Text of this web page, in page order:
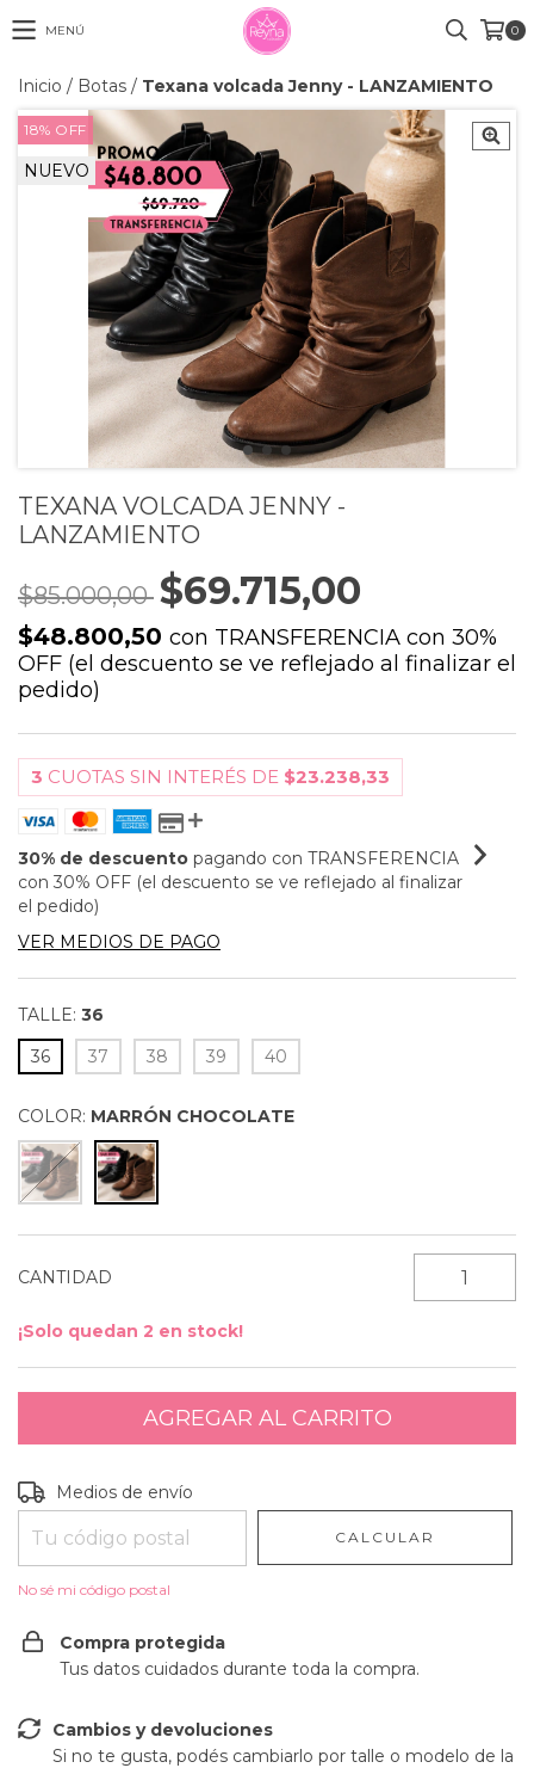
MENÚ 0
Inicio / Botas / Texana volcada Jenny - LANZAMIENTO
18% OFF
NUEVO
TEXANA VOLCADA JENNY -
LANZAMIENTO
$85.000,00 $69.715,00
$48.800,50 con TRANSFERENCIA con 30%
OFF (el descuento se ve reflejado al finalizar el
pedido)
3 CUOTAS SIN INTERÉS DE $23.238,33
30% de descuento pagando con TRANSFERENCIA
con 30% OFF (el descuento se ve reflejado al finalizar
el pedido)
VER MEDIOS DE PAGO
TALLE: 36
36
37 38 39 40
COLOR: MARRÓN CHOCOLATE
CANTIDAD
¡Solo quedan 2 en stock!
Entregas para el CP:
Medios de envío
CALCULAR
No sé mi código postal
Compra protegida
Tus datos cuidados durante toda la compra.
Cambios y devoluciones
Si no te gusta, podés cambiarlo por talle o modelo de la